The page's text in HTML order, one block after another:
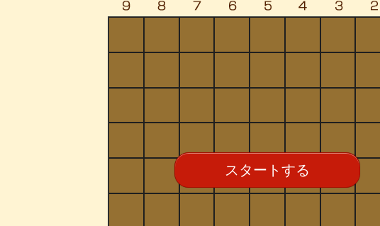
スタートする